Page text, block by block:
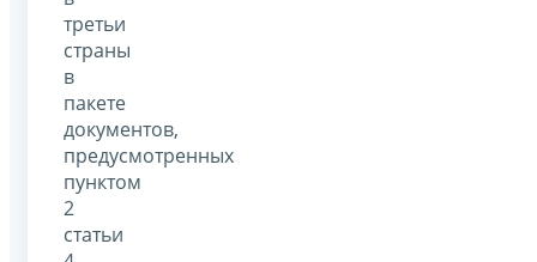
третьи
страны
в
пакете
документов,
предусмотренных
пунктом
2
статьи